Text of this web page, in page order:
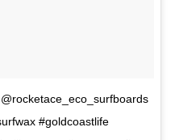
#goldcoastlife